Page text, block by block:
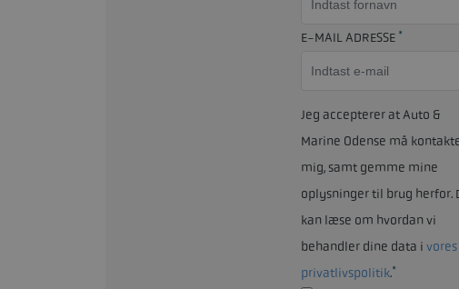
E-MAIL ADRESSE *
Jeg accepterer at Auto &
Marine Odense må
mig, samt gemme mine
oplysninger til brug herfor.
kan læse om hvordan vi
behandler dine data i vores
privatlivspolitik.*